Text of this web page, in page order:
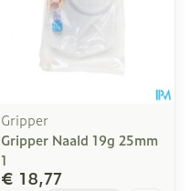
Gripper
Gripper Naald 19g 25mm
1
€ 18,77